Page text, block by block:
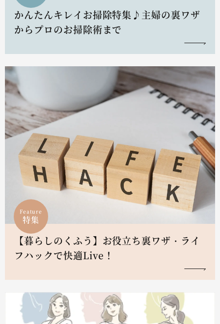
かんたんキレイお掃除特集♪主婦の裏ワザ
からプロのお掃除術まで
Feature
特集
【暮らしのくふう】お役立ち裏ワザ・ライ
フハックで快適Live！